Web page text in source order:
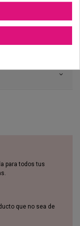
para todos tus
que no sea de